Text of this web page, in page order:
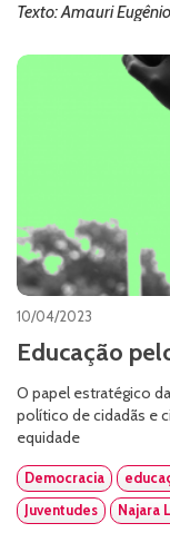
Texto: Amauri
10/04/2023
Educação
O papel estratégico
político de cidadãs e
equidade
Democracia
Juventudes
Najara